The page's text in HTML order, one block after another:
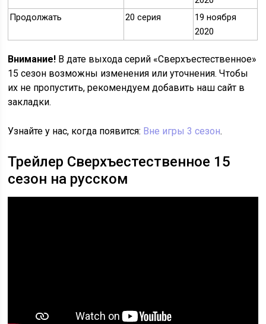
Продолжать
20 серия
19 ноября
2020
Внимание! В дате выхода серий «Сверхъестественное»
15 сезон возможны изменения или уточнения. Чтобы
их не пропустить, рекомендуем добавить наш сайт в
закладки.
Узнайте у нас, когда появится: Вне игры 3 сезон.
Трейлер Сверхъестественное 15
сезон на русском